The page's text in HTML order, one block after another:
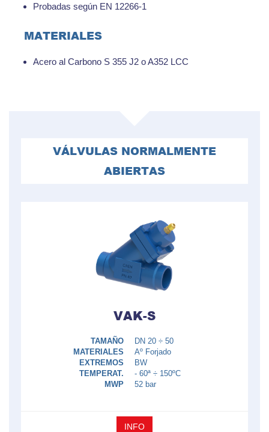
Probadas según EN 12266-1
MATERIALES
Acero al Carbono S 355 J2 o A352 LCC
VÁLVULAS NORMALMENTE
ABIERTAS
VAK-S
TAMAÑO
DN 20 ÷ 50
MATERIALES
Aº Forjado
EXTREMOS
BW
TEMPERAT.
- 60ª ÷ 150ºC
MWP
52 bar
INFO